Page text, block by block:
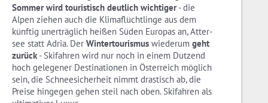
Som­mer wird tou­ris­tisch deut­lich wich­ti­ger- die
Alpen zie­hen auch die Kli­ma­flücht­lin­ge aus dem
künf­tig un­er­träg­lich hei­ßen Süden Eu­ro­pas an, At­ter­
see statt Adria. Der Win­ter­tou­ris­mus wie­der­um geht
zu­rück - Ski­fah­ren wird nur noch in einem Dut­zend
hoch ge­le­ge­ner De­sti­na­tio­nen in Ös­ter­reich mög­lich
sein, die Schnee­si­cher­heit nimmt dras­tisch ab, die
Prei­se hin­ge­gen gehen steil nach oben. Ski­fah­ren als